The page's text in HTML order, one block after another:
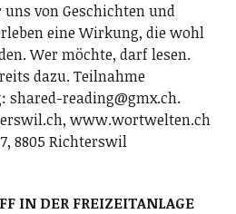
von Geschichten und
eine Wirkung, die wohl
Wer möchte, darf lesen.
dazu. Teilnahme
shared-reading@gmx.ch.
www.wortwelten.ch
8805 Richterswil
IN DER FREIZEITANLAGE